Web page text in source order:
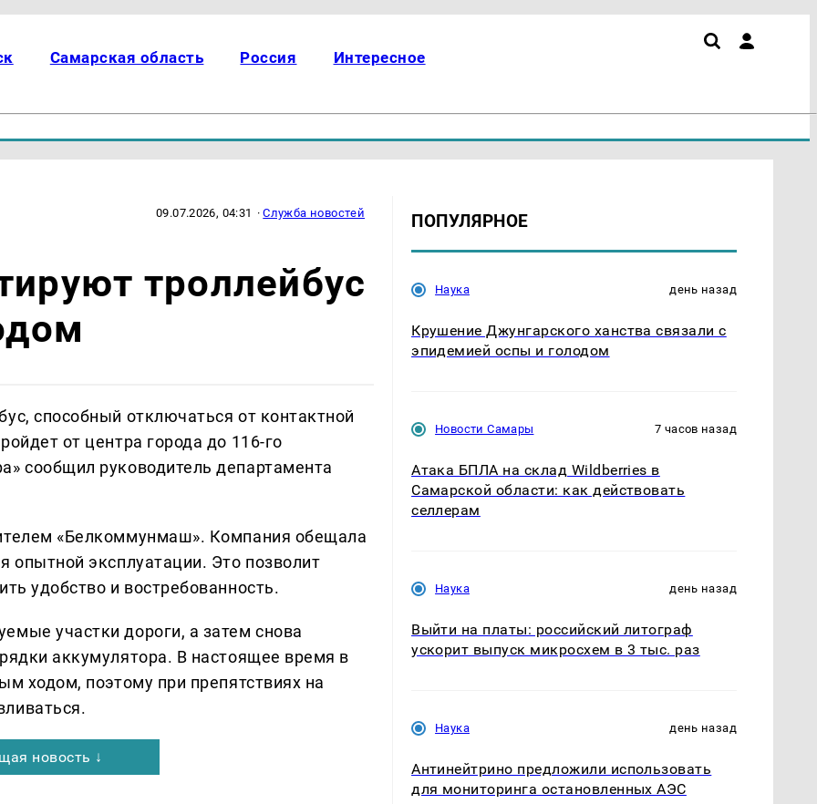
Самарская область Россия Интересное
09.07.2026, 04:31 ·Служба новостей
троллейбус
способный отключаться от контактной
от центра города до 116-го
сообщил руководитель департамента
«Белкоммунмаш». Компания обещала
опытной эксплуатации. Это позволит
удобство и востребованность.
участки дороги, а затем снова
аккумулятора. В настоящее время в
ходом, поэтому при препятствиях на
новость ↓
ПОПУЛЯРНОЕ
Наука день назад
Крушение Джунгарского ханства связали с
эпидемией оспы и голодом
Новости Самары 7 часов назад
Атака БПЛА на склад Wildberries в
Самарской области: как действовать
селлерам
Наука день назад
Выйти на платы: российский литограф
ускорит выпуск микросхем в 3 тыс. раз
Наука день назад
Антинейтрино предложили использовать
для мониторинга остановленных АЭС